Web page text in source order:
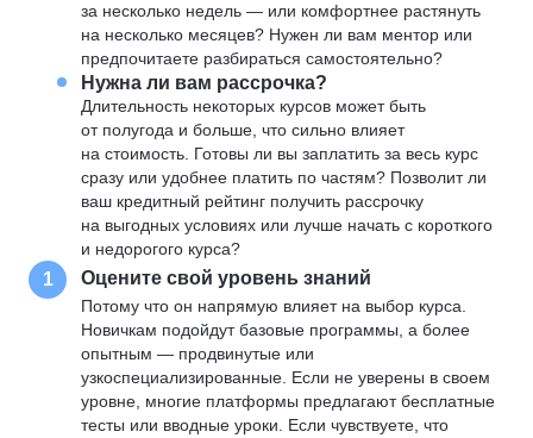
за несколько недель — или комфортнее растянуть
на несколько месяцев? Нужен ли вам ментор или
предпочитаете разбираться самостоятельно?
Нужна ли вам рассрочка?
Длительность некоторых курсов может быть
от полугода и больше, что сильно влияет
на стоимость. Готовы ли вы заплатить за весь курс
сразу или удобнее платить по частям? Позволит ли
ваш кредитный рейтинг получить рассрочку
на выгодных условиях или лучше начать с короткого
и недорогого курса?
1 Оцените свой уровень знаний
Потому что он напрямую влияет на выбор курса.
Новичкам подойдут базовые программы, а более
опытным — продвинутые или
узкоспециализированные. Если не уверены в своем
уровне, многие платформы предлагают бесплатные
тесты или вводные уроки. Если чувствуете, что